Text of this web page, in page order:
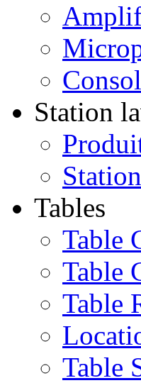
Station
Station
Tables
Table
Table
Table
Table